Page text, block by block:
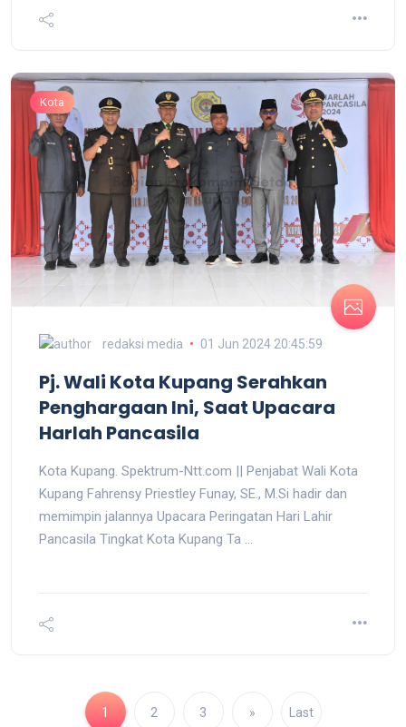
Kota
redaksi media 01 Jun 2024 20:45:59
Pj. Wali Kota Kupang Serahkan
Penghargaan Ini, Saat Upacara
Harlah Pancasila
Kota Kupang. Spektrum-Ntt.com || Penjabat Wali Kota
Kupang Fahrensy Priestley Funay, SE., M.Si hadir dan
memimpin jalannya Upacara Peringatan Hari Lahir
Pancasila Tingkat Kota Kupang Ta ...
1 2 3 » Last